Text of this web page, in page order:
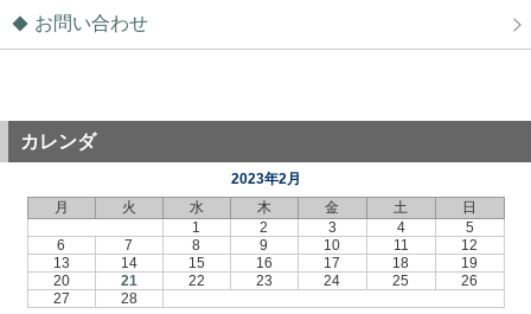
お問い合わせ
カレンダ
2023年2月
月
火 水 木 金 土 日
1 2 3 4
5
6
7 8 9 10 11
12
13
14 15 16 17 18
19
20
21 22 23 24 25
26
27
28